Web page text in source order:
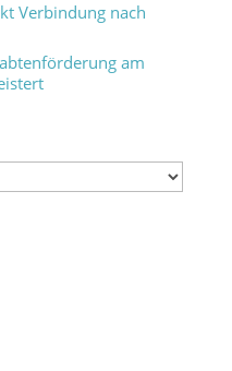
Verbindung nach
am